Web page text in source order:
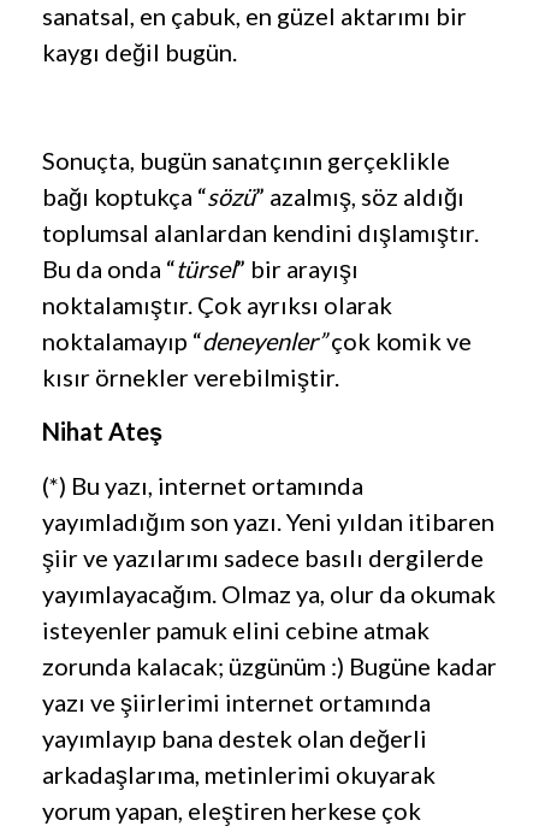
sanatsal, en çabuk, en güzel aktarımı bir
kaygı değil bugün.
Sonuçta, bugün sanatçının gerçeklikle
bağı koptukça “sözü” azalmış, söz aldığı
toplumsal alanlardan kendini dışlamıştır.
Bu da onda “türsel” bir arayışı
noktalamıştır. Çok ayrıksı olarak
noktalamayıp “deneyenler”çok komik ve
kısır örnekler verebilmiştir.
Nihat Ateş
(*) Bu yazı, internet ortamında
yayımladığım son yazı. Yeni yıldan itibaren
şiir ve yazılarımı sadece basılı dergilerde
yayımlayacağım. Olmaz ya, olur da okumak
isteyenler pamuk elini cebine atmak
zorunda kalacak; üzgünüm :) Bugüne kadar
yazı ve şiirlerimi internet ortamında
yayımlayıp bana destek olan değerli
arkadaşlarıma, metinlerimi okuyarak
yorum yapan, eleştiren herkese çok